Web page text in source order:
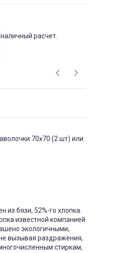
21:01
шия не затікає. За свою ціну —
відмінна якість. Планую
замовити ще одну для дитини.
Рекомендую
Market
расчет.
70х70 (2 шт) или
из бязи, 52%-го хлопка.
известной компанией
экологичными,
вызывая раздражения,
стиркам,